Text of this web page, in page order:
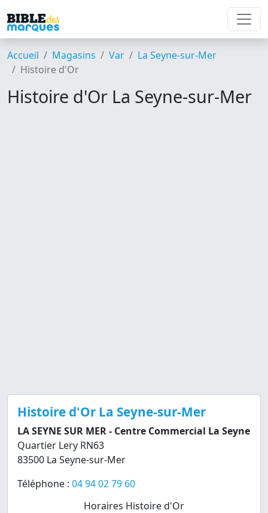
Accueil Magasins Var
La Seyne-sur-Mer
Histoire d'Or
Histoire d'Or La Seyne-sur-Mer
Histoire d'Or La Seyne-sur-Mer
LA SEYNE SUR MER - Centre Commercial La Seyne
Quartier Lery RN63
83500 La Seyne-sur-Mer
Téléphone : 04 94 02 79 60
Horaires Histoire d'Or